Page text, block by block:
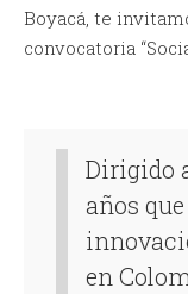
Boyacá, te
convocatoria
Dirigido
años
en